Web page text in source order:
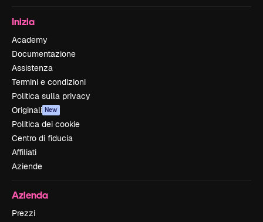
Inizia
Academy
Documentazione
Assistenza
Termini e condizioni
Politica sulla privacy
Originali New
Politica dei cookie
Centro di fiducia
Affiliati
Aziende
Azienda
Prezzi